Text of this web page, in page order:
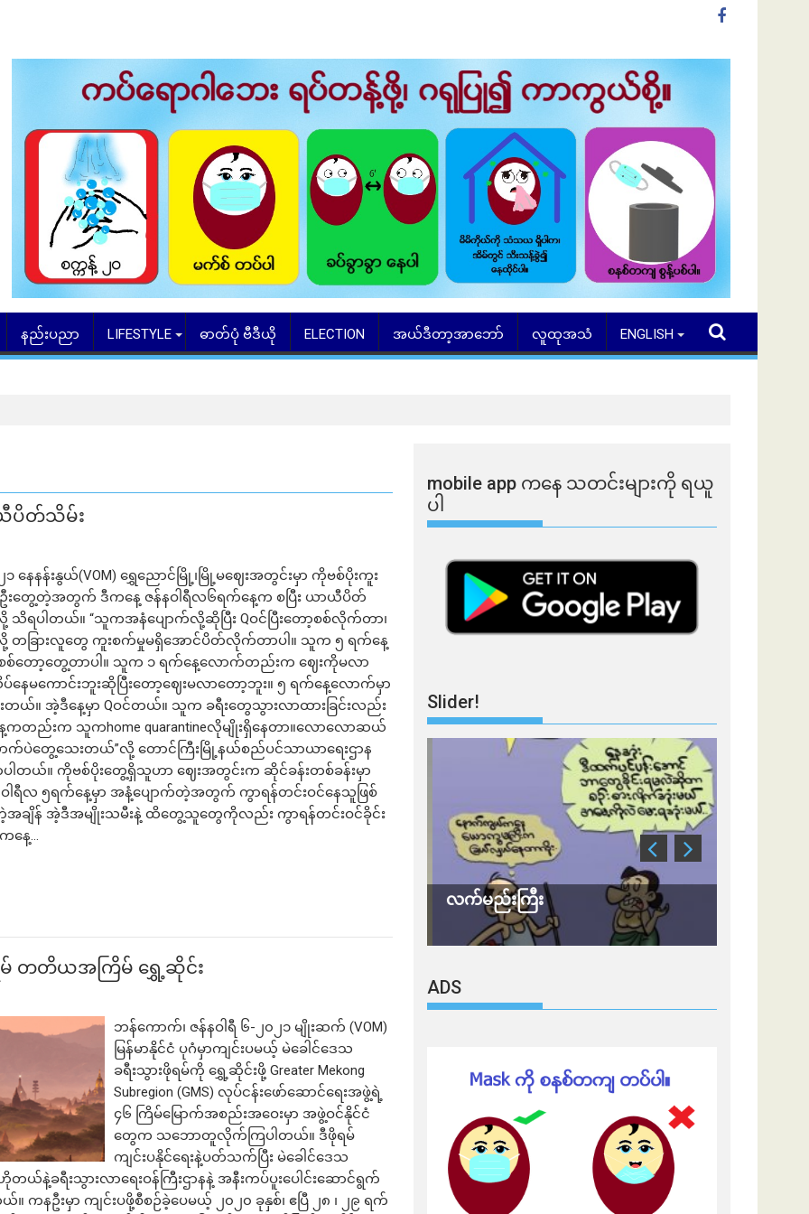
နည်းပညာ LIFESTYLE ဓာတ်ပုံ ဗီဒီယို ELECTION အယ်ဒီတာ့အာဘော် လူထုအသံ ENGLISH
ပိတ်သိမ်း
၁ နေနန်းနွယ်(VOM) ရွှေညောင်မြို့၊မြို့မဈေးအတွင်းမှာ ကိုဗစ်ပိုးကူး
တွေ့တဲ့အတွက် ဒီကနေ့ ဇန်နဝါရီလ၆ရက်နေ့က စပြီး ယာယီပိတ်
သိရပါတယ်။ “သူကအနံပျောက်လို့ဆိုပြီး Qဝင်ပြီးတော့စစ်လိုက်တာ၊
တခြားလူတွေ ကူးစက်မှုမရှိအောင်ပိတ်လိုက်တာပါ။ သူက ၅ ရက်နေ့
စ်တော့တွေ့တာပါ။ သူက ၁ ရက်နေ့လောက်တည်းက ဈေးကိုမလာ
ေမကောင်းဘူးဆိုပြီးတော့ဈေးမလာတော့ဘူး။ ၅ ရက်နေ့လောက်မှာ
တယ်။ အဲ့ဒီနေ့မှာ Qဝင်တယ်။ သူက ခရီးတွေသွားလာထားခြင်းလည်း
ကတည်းက သူကhome quarantineလိုမျိုးရှိနေတာ။လောလောဆယ်
က်ပဲတွေ့သေးတယ်”လို့ တောင်ကြီးမြို့နယ်စည်ပင်သာယာရေးဌာန
ပါတယ်။ ကိုဗစ်ပိုးတွေ့ရှိသူဟာ ဈေးအတွင်းက ဆိုင်ခန်းတစ်ခန်းမှာ
ဝါရီလ ၅ရက်နေ့မှာ အနံ့ပျောက်တဲ့အတွက် ကွာရန်တင်းဝင်နေသူဖြစ်
ျိန် အဲ့ဒီအမျိုးသမီးနဲ့ ထိတွေ့သူတွေကိုလည်း ကွာရန်တင်းဝင်ခိုင်း
နေ့…
ရမ် တတိယအကြိမ် ရွှေ့ဆိုင်း
ဘန်ကောက်၊ ဇန်နဝါရီ ၆-၂၀၂၁ မျိုးဆက် (VOM)
မြန်မာနိုင်ငံ ပုဂံမှာကျင်းပမယ့် မဲခေါင်ဒေသ
ခရီးသွားဖိုရမ်ကို ရွှေ့ဆိုင်းဖို့ Greater Mekong
Subregion (GMS) လုပ်ငန်းဖော်ဆောင်ရေးအဖွဲ့ရဲ့
၄၆ ကြိမ်မြောက်အစည်းအဝေးမှာ အဖွဲ့ဝင်နိုင်ငံ
တွေက သဘောတူလိုက်ကြပါတယ်။ ဒီဖိုရမ်
ကျင်းပနိုင်ရေးနဲ့ပတ်သက်ပြီး မဲခေါင်ဒေသ
ဟိုတယ်နဲ့ခရီးသွားလာရေးဝန်ကြီးဌာနနဲ့ အနီးကပ်ပူးပေါင်းဆောင်ရွက်
ကနဦးမှာ ကျင်းပဖို့စီစဉ်ခဲ့ပေမယ့် ၂၀၂၀ ခုနှစ်၊ ဧပြီ ၂၈ ၊ ၂၉ ရက်
mobile app ​​ကနေ ​​သတင်းများကို ရယူ
ပါ
Slider!
လက်မည်းကြီး
ADS